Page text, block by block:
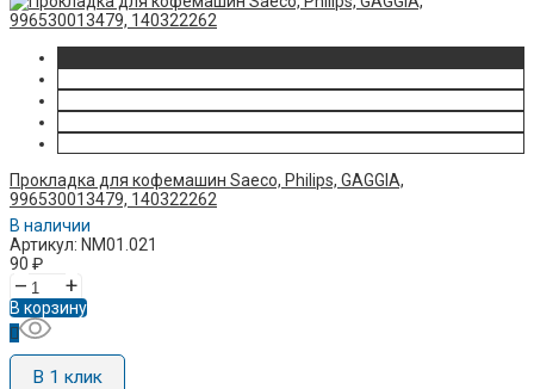
Прокладка для кофемашин Saeco, Philips, GAGGIA,
996530013479, 140322262
В наличии
Артикул: NM01.021
90 ₽
– +
В корзину
В 1 клик